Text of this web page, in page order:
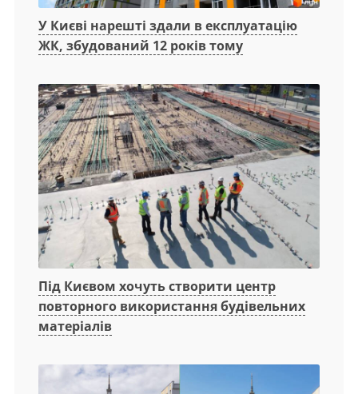
У Києві нарешті здали в експлуатацію
ЖК, збудований 12 років тому
Під Києвом хочуть створити центр
повторного використання будівельних
матеріалів